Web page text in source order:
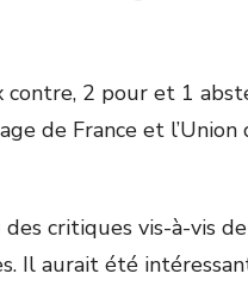
2 pour et 1
de France et l’Union
critiques vis-à-vis
Il aurait été